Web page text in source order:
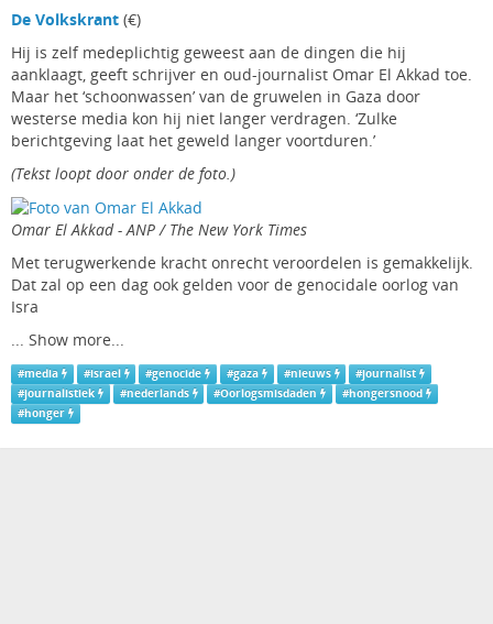
De Volkskrant (€)
Hij is zelf medeplichtig geweest aan de dingen die hij
aanklaagt, geeft schrijver en oud-journalist Omar El Akkad toe.
Maar het ‘schoonwassen’ van de gruwelen in Gaza door
westerse media kon hij niet langer verdragen. ‘Zulke
berichtgeving laat het geweld langer voortduren.’
(Tekst loopt door onder de foto.)
Omar El Akkad - ANP / The New York Times
Met terugwerkende kracht onrecht veroordelen is gemakkelijk.
Dat zal op een dag ook gelden voor de genocidale oorlog van
Isra
... Show more...
#media #israel #genocide #gaza #nieuws #journalist
#journalistiek #nederlands #Oorlogsmisdaden #hongersnood
#honger